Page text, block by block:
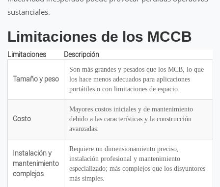
sustanciales.
Limitaciones de los MCCB
Limitaciones Descripción
Tamaño y peso
Son más grandes y pesados ​​que los MCB, lo que
los hace menos adecuados para aplicaciones
portátiles o con limitaciones de espacio.
Costo
Mayores costos iniciales y de mantenimiento
debido a las características y la construcción
avanzadas.
Instalación y
mantenimiento
complejos
Requiere un dimensionamiento preciso,
instalación profesional y mantenimiento
especializado; más complejos que los disyuntores
más simples.